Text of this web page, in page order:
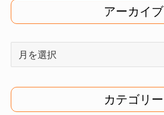
アーカイブ
イ
ブ
カテゴリー